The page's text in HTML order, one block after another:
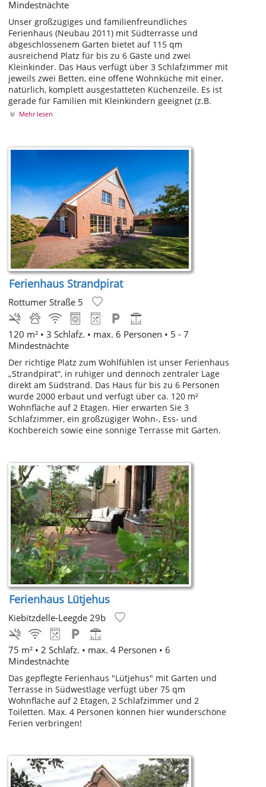
Mindestnächte
Unser großzügiges und familienfreundliches
Ferienhaus (Neubau 2011) mit Südterrasse und
abgeschlossenem Garten bietet auf 115 qm
ausreichend Platz für bis zu 6 Gäste und zwei
Kleinkinder. Das Haus verfügt über 3 Schlafzimmer mit
jeweils zwei Betten, eine offene Wohnküche mit einer,
natürlich, komplett ausgestatteten Küchenzeile. Es ist
gerade für Familien mit Kleinkindern geeignet (z.B.
Mehr lesen
Ferienhaus Strandpirat
Rottumer Straße 5
120 m² • 3 Schlafz. • max. 6 Personen • 5 - 7
Mindestnächte
Der richtige Platz zum Wohlfühlen ist unser Ferienhaus
„Strandpirat“, in ruhiger und dennoch zentraler Lage
direkt am Südstrand. Das Haus für bis zu 6 Personen
wurde 2000 erbaut und verfügt über ca. 120 m²
Wohnfläche auf 2 Etagen. Hier erwarten Sie 3
Schlafzimmer, ein großzügiger Wohn-, Ess- und
Kochbereich sowie eine sonnige Terrasse mit Garten.
Ferienhaus Lütjehus
Kiebitzdelle-Leegde 29b
75 m² • 2 Schlafz. • max. 4 Personen • 6
Mindestnächte
Das gepflegte Ferienhaus "Lütjehus" mit Garten und
Terrasse in Südwestlage verfügt über 75 qm
Wohnfläche auf 2 Etagen, 2 Schlafzimmer und 2
Toiletten. Max. 4 Personen können hier wunderschöne
Ferien verbringen!